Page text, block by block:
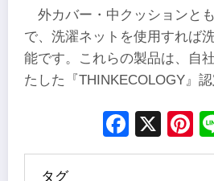
外カバー・中クッションと
で、洗濯ネットを使用すれば
能です。これらの製品は、自
たした『THINKECOLOGY』認
X
タグ